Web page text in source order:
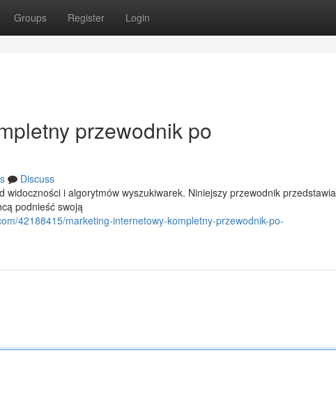
Groups Register Login
przewodnik po
Discuss
i algorytmów wyszukiwarek. Niniejszy przewodnik przedstawia
podnieść swoją
42188415/marketing-internetowy-kompletny-przewodnik-po-